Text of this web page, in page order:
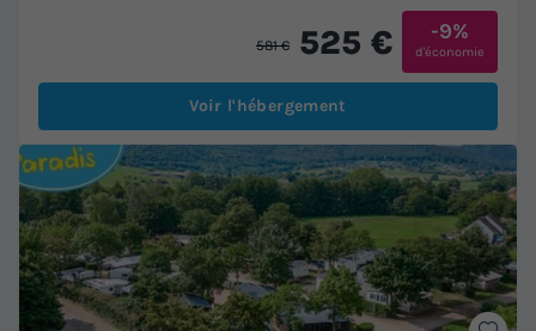
581 € 525 € -9%
d'économie
Voir l'hébergement